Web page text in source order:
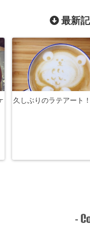
最新
久しぶりのラテアート！
-